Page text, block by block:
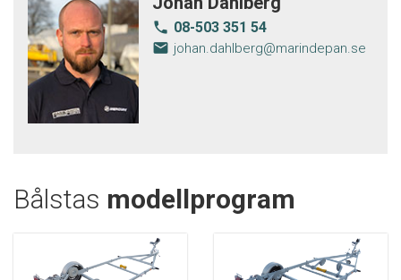
local_phone 08-503 351 54
email johan.dahlberg@marindepan.se
Bålstas modellprogram